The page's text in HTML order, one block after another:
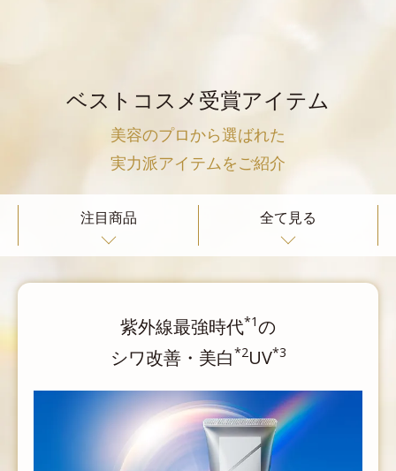
ベストコスメ受賞アイテム
美容のプロから選ばれた
実力派アイテムをご紹介
注目商品 全て見る
紫外線最強時代*1の
シワ改善・美白*2UV*3